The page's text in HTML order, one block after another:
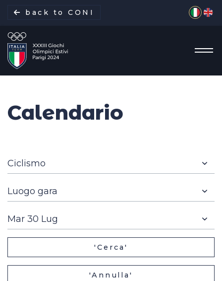
back to CONI
La missione
Discipline
Gare
Casa Italia
News
Calendario
'Cerca'
'Annulla'